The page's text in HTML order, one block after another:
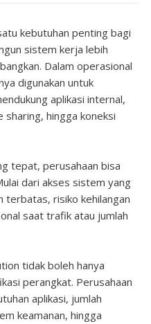
kebutuhan penting bagi
sistem kerja lebih
Dalam operasional
digunakan untuk
aplikasi internal,
hingga koneksi
tepat, perusahaan bisa
dari akses sistem yang
terbatas, risiko kehilangan
saat trafik atau jumlah
tidak boleh hanya
perangkat. Perusahaan
aplikasi, jumlah
keamanan, hingga